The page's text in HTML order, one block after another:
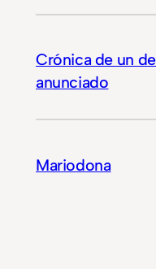
Crónica de un
anunciado
Mariodona